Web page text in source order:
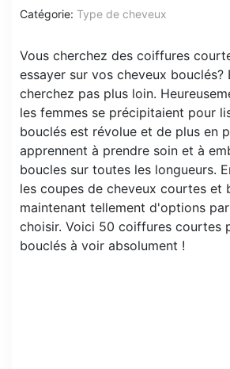
Catégorie: Type de cheveux
Vous cherchez des coiffures
essayer sur vos cheveux bouclés?
cherchez pas plus loin.
les femmes se précipitaient pour
bouclés est révolue et de plus en
apprennent à prendre soin et à
boucles sur toutes les longueurs.
les coupes de cheveux courtes et
maintenant tellement d'options
choisir. Voici 50 coiffures courtes
bouclés à voir absolument !